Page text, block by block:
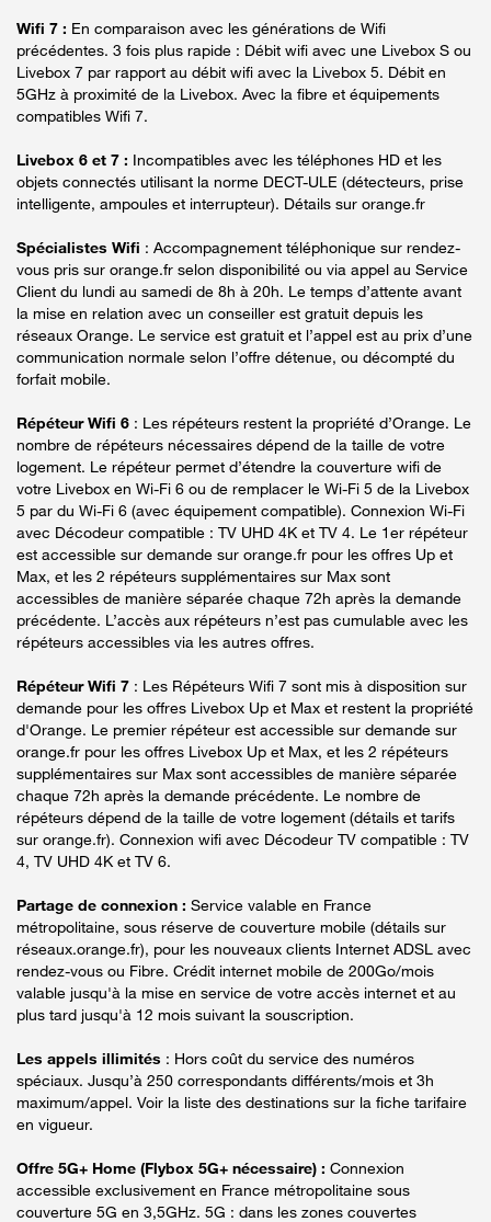
Wifi 7 : En comparaison avec les générations de Wifi
précédentes. 3 fois plus rapide : Débit wifi avec une Livebox S ou
Livebox 7 par rapport au débit wifi avec la Livebox 5. Débit en
5GHz à proximité de la Livebox. Avec la fibre et équipements
compatibles Wifi 7.
Livebox 6 et 7 : Incompatibles avec les téléphones HD et les
objets connectés utilisant la norme DECT-ULE (détecteurs, prise
intelligente, ampoules et interrupteur). Détails sur orange.fr
Spécialistes Wifi : Accompagnement téléphonique sur rendez-
vous pris sur orange.fr selon disponibilité ou via appel au Service
Client du lundi au samedi de 8h à 20h. Le temps d’attente avant
la mise en relation avec un conseiller est gratuit depuis les
réseaux Orange. Le service est gratuit et l’appel est au prix d’une
communication normale selon l’offre détenue, ou décompté du
forfait mobile.
Répéteur Wifi 6 : Les répéteurs restent la propriété d’Orange. Le
nombre de répéteurs nécessaires dépend de la taille de votre
logement. Le répéteur permet d’étendre la couverture wifi de
votre Livebox en Wi-Fi 6 ou de remplacer le Wi-Fi 5 de la Livebox
5 par du Wi-Fi 6 (avec équipement compatible). Connexion Wi-Fi
avec Décodeur compatible : TV UHD 4K et TV 4. Le 1er répéteur
est accessible sur demande sur orange.fr pour les offres Up et
Max, et les 2 répéteurs supplémentaires sur Max sont
accessibles de manière séparée chaque 72h après la demande
précédente. L’accès aux répéteurs n’est pas cumulable avec les
répéteurs accessibles via les autres offres.
Répéteur Wifi 7 : Les Répéteurs Wifi 7 sont mis à disposition sur
demande pour les offres Livebox Up et Max et restent la propriété
d'Orange. Le premier répéteur est accessible sur demande sur
orange.fr pour les offres Livebox Up et Max, et les 2 répéteurs
supplémentaires sur Max sont accessibles de manière séparée
chaque 72h après la demande précédente. Le nombre de
répéteurs dépend de la taille de votre logement (détails et tarifs
sur orange.fr). Connexion wifi avec Décodeur TV compatible : TV
4, TV UHD 4K et TV 6.
Partage de connexion : Service valable en France
métropolitaine, sous réserve de couverture mobile (détails sur
réseaux.orange.fr), pour les nouveaux clients Internet ADSL avec
rendez-vous ou Fibre. Crédit internet mobile de 200Go/mois
valable jusqu'à la mise en service de votre accès internet et au
plus tard jusqu'à 12 mois suivant la souscription.
Les appels illimités : Hors coût du service des numéros
spéciaux. Jusqu’à 250 correspondants différents/mois et 3h
maximum/appel. Voir la liste des destinations sur la fiche tarifaire
en vigueur.
Offre 5G+ Home (Flybox 5G+ nécessaire) : Connexion
accessible exclusivement en France métropolitaine sous
couverture 5G en 3,5GHz. 5G : dans les zones couvertes